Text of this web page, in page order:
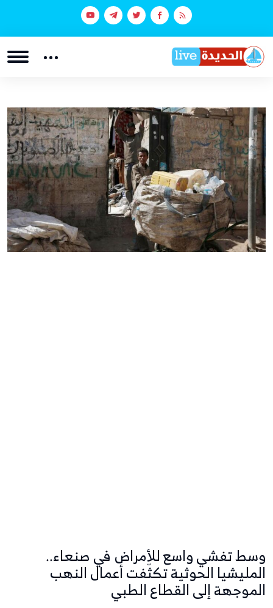
وسط تفشي واسع للأمراض في صنعاء..
المليشيا الحوثية تكثّفت أعمال النهب
الموجهة إلى القطاع الطبي